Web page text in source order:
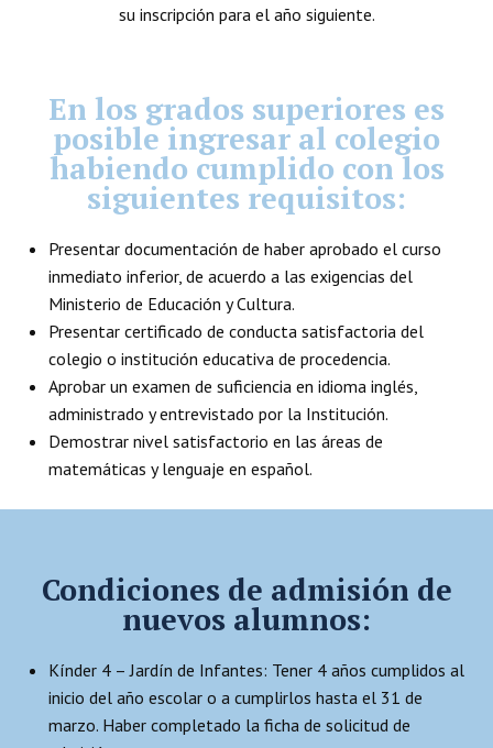
su inscripción para el año siguiente.
En los grados superiores es
posible ingresar al colegio
habiendo cumplido con los
siguientes requisitos:
Presentar documentación de haber aprobado el curso
inmediato inferior, de acuerdo a las exigencias del
Ministerio de Educación y Cultura.
Presentar certificado de conducta satisfactoria del
colegio o institución educativa de procedencia.
Aprobar un examen de suficiencia en idioma inglés,
administrado y entrevistado por la Institución.
Demostrar nivel satisfactorio en las áreas de
matemáticas y lenguaje en español.
Condiciones de admisión de
nuevos alumnos:
Kínder 4 – Jardín de Infantes: Tener 4 años cumplidos al
inicio del año escolar o a cumplirlos hasta el 31 de
marzo. Haber completado la ficha de solicitud de